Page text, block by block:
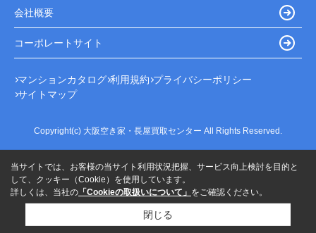
会社概要
コーポレートサイト
マンションカタログ 利用規約 プライバシーポリシー
サイトマップ
Copyright(c) 大阪空き家・長屋買取センター All Rights Reserved.
当サイトでは、お客様の当サイト利用状況把握、サービス向上検討を目的と
して、クッキー（Cookie）を使用しています。
詳しくは、当社の 「Cookieの取扱いについて」 をご確認ください。
閉じる